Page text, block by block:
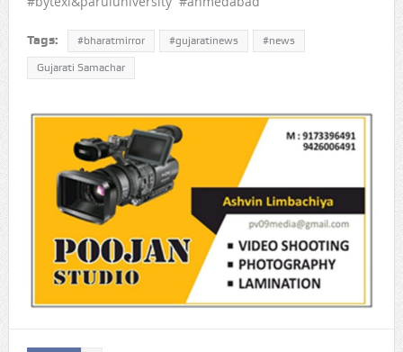
Tags: #bharatmirror #gujaratinews #news
Gujarati Samachar